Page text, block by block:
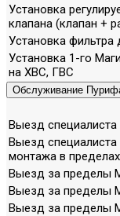
Установка
клапана (клапан +
Установка фильтра
Установка 1-го
на ХВС, ГВС
Обслуживание
Выезд
Выезд
монтажа в
Выезд за пределы
Выезд за пределы
Выезд за пределы